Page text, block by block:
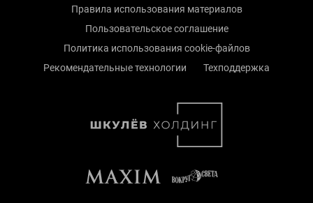
Правила использования материалов
Пользовательское соглашение
Политика использования cookie-файлов
Рекомендательные технологии
Техподдержка